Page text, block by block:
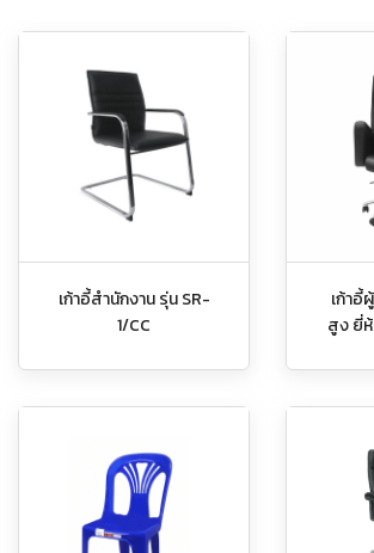
เก้าอี้สำนักงาน รุ่น SR-
1/CC
เก้า
สูง ยี่